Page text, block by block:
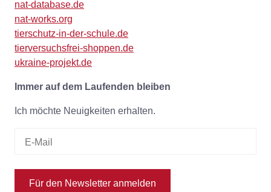
nat-database.de
nat-works.org
tierschutz-in-der-schule.de
tierversuchsfrei-shoppen.de
ukraine-projekt.de
Immer auf dem Laufenden bleiben
Ich möchte Neuigkeiten erhalten.
Für den Newsletter anmelden